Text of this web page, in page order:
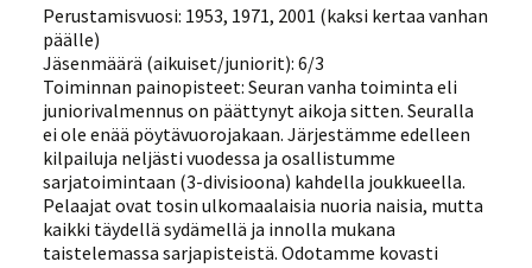
Perustamisvuosi: 1953, 1971, 2001 (kaksi kertaa vanhan
päälle)
Jäsenmäärä (aikuiset/juniorit): 6/3
Toiminnan painopisteet: Seuran vanha toiminta eli
juniorivalmennus on päättynyt aikoja sitten. Seuralla
ei ole enää pöytävuorojakaan. Järjestämme edelleen
kilpailuja neljästi vuodessa ja osallistumme
sarjatoimintaan (3-divisioona) kahdella joukkueella.
Pelaajat ovat tosin ulkomaalaisia nuoria naisia, mutta
kaikki täydellä sydämellä ja innolla mukana
taistelemassa sarjapisteistä. Odotamme kovasti